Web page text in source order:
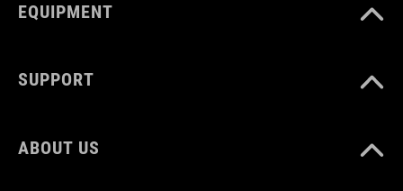
EQUIPMENT
SUPPORT
ABOUT US